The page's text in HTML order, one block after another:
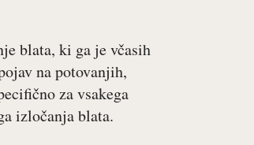
blata, ki ga je včasih
na potovanjih,
za vsakega
izločanja blata.